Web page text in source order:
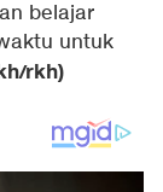
belajar
untuk
rkh)